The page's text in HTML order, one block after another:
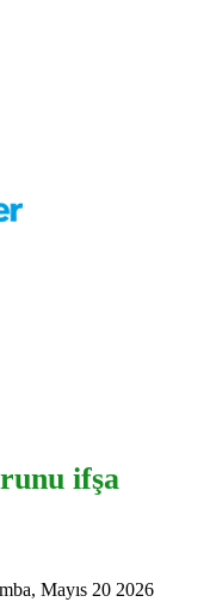
ifşa
Mayıs 20 2026